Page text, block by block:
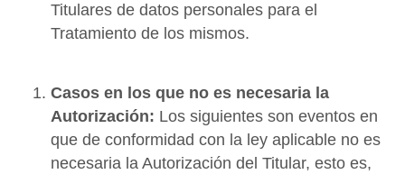
Titulares de datos personales para el
Tratamiento de los mismos.
Casos en los que no es necesaria la
Autorización: Los siguientes son eventos en
que de conformidad con la ley aplicable no es
necesaria la Autorización del Titular, esto es,